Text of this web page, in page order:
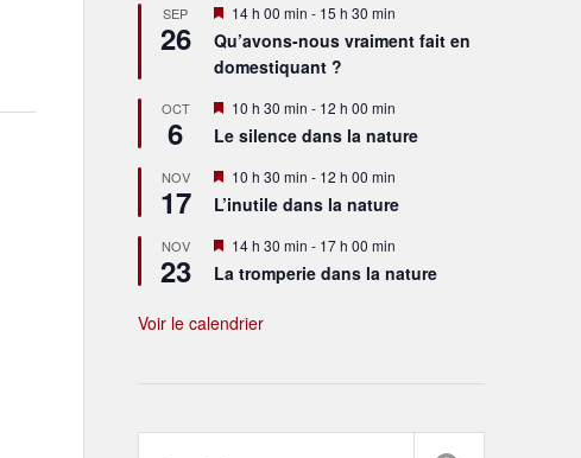
SEP
26
Mis
en
avant
14 h 00 min - 15 h 30 min
Qu’avons-nous vraiment fait en
domestiquant ?
OCT
6
Mis
avant
10 h 30 min - 12 h 00 min
Le silence dans la nature
NOV
17
Mis
en
avant
10 h 30 min - 12 h 00 min
L’inutile dans la nature
NOV
23
Mis
avant
14 h 30 min - 17 h 00 min
La tromperie dans la nature
Voir le calendrier